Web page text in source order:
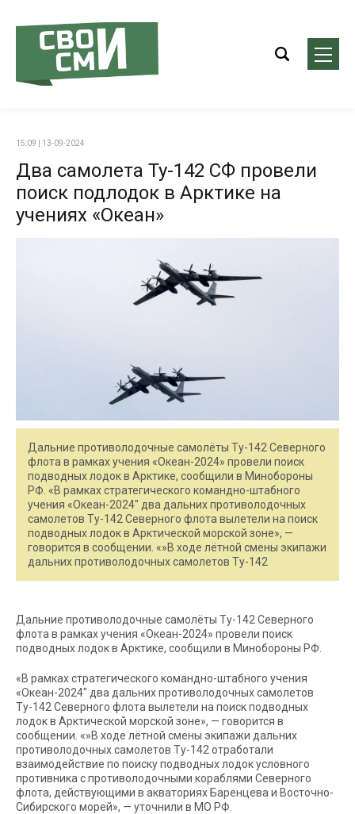
15:09 | 13-09-2024
Два самолета Ту-142 СФ провели
поиск подлодок в Арктике на
учениях «Океан»
Дальние противолодочные самолёты Ту-142 Северного
флота в рамках учения «Океан-2024» провели поиск
подводных лодок в Арктике, сообщили в Минобороны
РФ. «В рамках стратегического командно-штабного
учения «Океан-2024″ два дальних противолодочных
самолетов Ту-142 Северного флота вылетели на поиск
подводных лодок в Арктической морской зоне», —
говорится в сообщении. «»В ходе лётной смены экипажи
дальних противолодочных самолетов Ту-142
Дальние противолодочные самолёты Ту-142 Северного
флота в рамках учения «Океан-2024» провели поиск
подводных лодок в Арктике, сообщили в Минобороны РФ.
«В рамках стратегического командно-штабного учения
«Океан-2024″ два дальних противолодочных самолетов
Ту-142 Северного флота вылетели на поиск подводных
лодок в Арктической морской зоне», — говорится в
сообщении. «»В ходе лётной смены экипажи дальних
противолодочных самолетов Ту-142 отработали
взаимодействие по поиску подводных лодок условного
противника с противолодочными кораблями Северного
флота, действующими в акваториях Баренцева и Восточно-
Сибирского морей», — уточнили в МО РФ.